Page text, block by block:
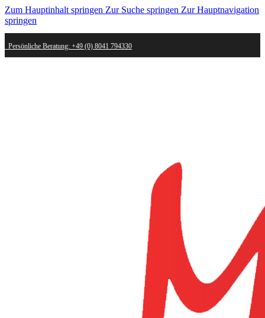
Zum Hauptinhalt springen Zur Suche springen Zur Hauptnavigation
springen
Persönliche Beratung: +49 (0) 8041 794330